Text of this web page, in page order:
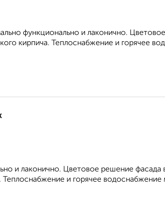
функционально и лаконично.
кирпича. Теплоснабжение и горячее
и лаконично. Цветовое решение фасада
и горячее водоснабжение